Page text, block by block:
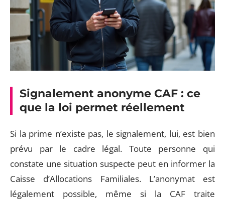
Signalement anonyme CAF : ce
que la loi permet réellement
Si la prime n’existe pas, le signalement, lui, est bien
prévu par le cadre légal. Toute personne qui
constate une situation suspecte peut en informer la
Caisse d’Allocations Familiales. L’anonymat est
légalement possible, même si la CAF traite